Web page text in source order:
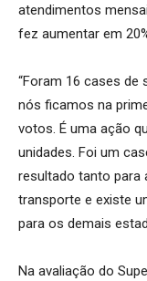
atendimentos
fez aumentar em
“Foram 16 cases de
nós ficamos na
votos. É uma ação
unidades. Foi um
resultado tanto para
transporte e existe
para os demais
Na avaliação do